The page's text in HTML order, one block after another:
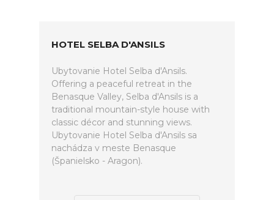
HOTEL SELBA D'ANSILS
Ubytovanie Hotel Selba d'Ansils.
Offering a peaceful retreat in the
Benasque Valley, Selba d'Ansils is a
traditional mountain-style house with
classic décor and stunning views.
Ubytovanie Hotel Selba d'Ansils sa
nachádza v meste Benasque
(Španielsko - Aragon).